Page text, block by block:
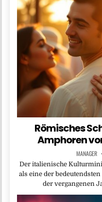
Römisches
Amphoren
MANAGER
Der italienische
als eine der
der vergangenen